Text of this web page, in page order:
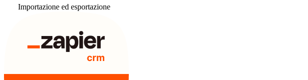
Importazione ed esportazione